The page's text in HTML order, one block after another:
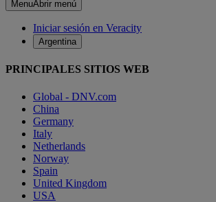
MenuAbrir menú
Iniciar sesión en Veracity
Argentina
PRINCIPALES SITIOS WEB
Global - DNV.com
China
Germany
Italy
Netherlands
Norway
Spain
United Kingdom
USA